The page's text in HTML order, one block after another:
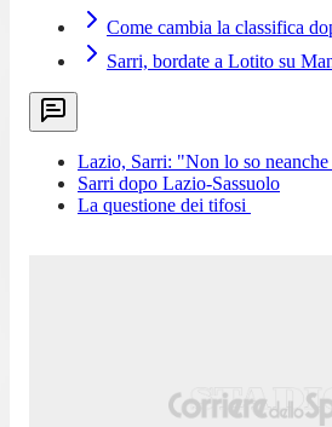
Come cambia la classifica
Sarri, bordate a Lotito su
Lazio, Sarri: "Non lo so
Sarri dopo Lazio-Sassuolo
La questione dei tifosi